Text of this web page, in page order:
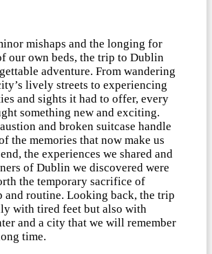
mishaps and the longing for
our own beds, the trip to Dublin
adventure. From wandering
lively streets to experiencing
and sights it had to offer, every
something new and exciting.
and broken suitcase handle
the memories that now make us
the experiences we shared and
of Dublin we discovered were
the temporary sacrifice of
and routine. Looking back, the trip
with tired feet but also with
and a city that we will remember
time.